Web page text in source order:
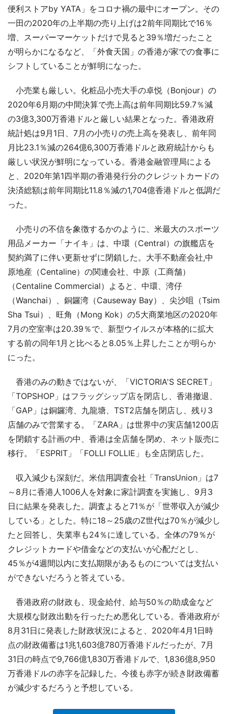
便利ストアby YATA」をコロナ禍の最中にオープン。その
一田の2020年の上半期の売り上げは2前年同期比で16％
増、スーパーマーケットだけで見ると39％増だったこと
が明らかになるなど、「外食天国」の香港が家での食事に
シフトしていることが鮮明になった。
小売業も厳しい。化粧品小売大手の卓悦（Bonjour）の
2020年6月期の中間決算で売上高は前年同期比59.7％減
の3億3,300万香港ドルと厳しい結果となった。香港政府
統計処は9月1日、7月の小売りの売上高を発表し、前年同
月比23.1％減の264億6,300万香港ドルと政府統計からも
厳しい状況が鮮明になっている。香港金融管理局による
と、2020年第1四半期の香港発行分のクレジットカードの
決済総額は前年同期比11.8％減の1,704億香港ドルと低調だ
った。
小売りの不信を象徴するかのように、米最大のスポーツ
用品メーカー「ナイキ」は、中環（Central）の旗艦店を
契約満了に伴い更新せずに閉鎖した。大手不動産会社,中
原地産（Centaline）の関連会社、中原（工商舗）
（Centaline Commercial）よると、中環、湾仔
（Wanchai）、銅鑼湾（Causeway Bay）、尖沙咀（Tsim
Sha Tsui）、旺角（Mong Kok）の5大商業地区の2020年
7月の空室率は20.39％で、新型ウイルスが本格的に拡大
する前の同年1月と比べると8.05％上昇したことが明らか
にった。
香港のみの動きではないが、「VICTORIA'S SECRET」
「TOPSHOP」はフラッグシップ店を閉店し、香港撤退、
「GAP」は銅鑼湾、九龍塘、TST2店舗を閉店し、残り3
店舗のみで営業する。「ZARA」は世界中の実店舗1200店
を閉鎖する計画の中、香港は全店舗を閉め、ネット販売に
移行。「ESPRIT」「FOLLI FOLLIE」も全店閉店した。
収入減少も深刻だ。米信用調査会社「TransUnion」は7
～8月に香港人1006人を対象に家計調査を実施し、9月3
日に結果を発表した。調査よると71％が「世帯収入が減少
している」とした。特に18～25歳のZ世代は70％が減少し
たと回答し、失業率も24％に達している。全体の79％が
クレジットカードや借金などの支払いが心配だとし、
45％が4週間以内に支払期限があるものについては支払い
ができないだろうと答えている。
香港政府の財政も、現金給付、給与50％の助成金など
大規模な財政出動を行ったため悪化している。香港政府が
8月31日に発表した財政状況によると、2020年4月1日時
点の財政備蓄は1兆1,603億780万香港ドルだったが、7月
31日の時点で9,766億1,830万香港ドルで、1,836億8,950
万香港ドルの赤字を記録した。今後も赤字が続き財政備蓄
が減少するだろうと予想している。